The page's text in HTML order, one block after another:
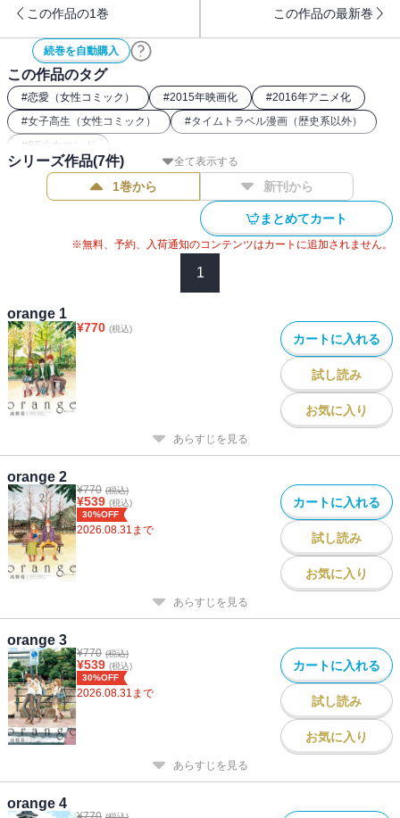
この作品の1巻 この作品の最新巻
続巻を自動購入
この作品のタグ
#恋愛（女性コミック） #2015年映画化 #2016年アニメ化
#女子高生（女性コミック） #タイムトラベル漫画（歴史系以外）
#SF少女マンガ
全て表示する
シリーズ作品(7件)
1巻から 新刊から
まとめてカート
※無料、予約、入荷通知のコンテンツはカートに追加されません。
1
orange 1
¥770 (税込)
カートに入れる
試し読み
お気に入り
あらすじを見る
orange 2
¥770 (税込)
¥539 (税込)
30%OFF
2026.08.31 まで
カートに入れる
試し読み
お気に入り
あらすじを見る
orange 3
¥770 (税込)
¥539 (税込)
30%OFF
2026.08.31 まで
カートに入れる
試し読み
お気に入り
あらすじを見る
orange 4